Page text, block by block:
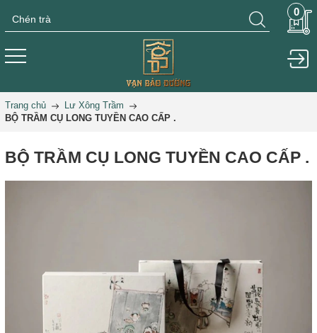
0
Trang chủ
Lư Xông Trầm
BỘ TRẦM CỤ LONG TUYỀN CAO CẤP .
BỘ TRẦM CỤ LONG TUYỀN CAO CẤP .